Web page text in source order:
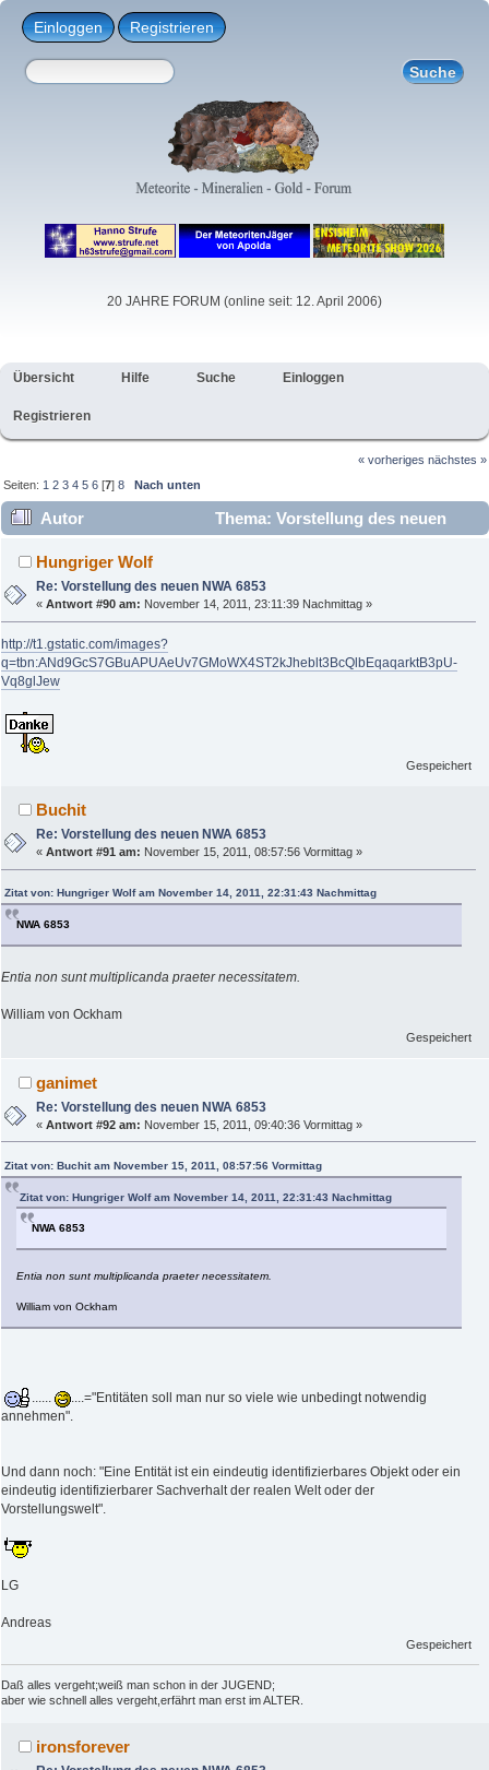
Einloggen Registrieren
20 JAHRE FORUM (online seit: 12. April 2006)
Übersicht Hilfe Suche Einloggen
Registrieren
« vorheriges nächstes »
Seiten: 1 2 3 4 5 6 [7]8 Nach unten
Autor
Thema: Vorstellung des neuen
NWA 6853 (Gelesen 37276 mal)
Hungriger Wolf
Re: Vorstellung des neuen NWA 6853
«Antwort #90 am: November 14, 2011, 23:11:39 Nachmittag »
http://t1.gstatic.com/images?
q=tbn:ANd9GcS7GBuAPUAeUv7GMoWX4ST2kJheblt3BcQlbEqaqarktB3pU-
Vq8glJew
Gespeichert
Buchit
Re: Vorstellung des neuen NWA 6853
«Antwort #91 am: November 15, 2011, 08:57:56 Vormittag »
Zitat von: Hungriger Wolf am November 14, 2011, 22:31:43 Nachmittag
NWA 6853
Entia non sunt multiplicanda praeter necessitatem.
William von Ockham
Gespeichert
ganimet
Re: Vorstellung des neuen NWA 6853
«Antwort #92 am: November 15, 2011, 09:40:36 Vormittag »
Zitat von: Buchit am November 15, 2011, 08:57:56 Vormittag
Zitat von: Hungriger Wolf am November 14, 2011, 22:31:43 Nachmittag
NWA 6853
Entia non sunt multiplicanda praeter necessitatem.
William von Ockham
....="Entitäten soll man nur so viele wie unbedingt notwendig
annehmen".
Und dann noch: "Eine Entität ist ein eindeutig identifizierbares Objekt oder ein
eindeutig identifizierbarer Sachverhalt der realen Welt oder der
Vorstellungswelt".
LG
Andreas
Gespeichert
Daß alles vergeht;weiß man schon in der JUGEND;
aber wie schnell alles vergeht,erfährt man erst im ALTER.
ironsforever